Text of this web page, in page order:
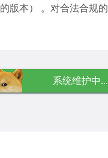
版本） 。对合法合规
系统维护中...